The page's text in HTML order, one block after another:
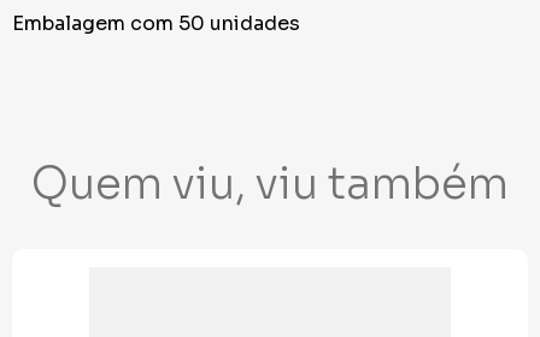
Embalagem com 50 unidades
Quem viu, viu também